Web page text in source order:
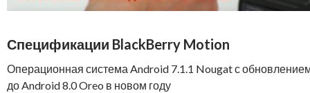
Спецификации BlackBerry Motion
Операционная система Android 7.1.1 Nougat с
до Android 8.0 Oreo в новом году